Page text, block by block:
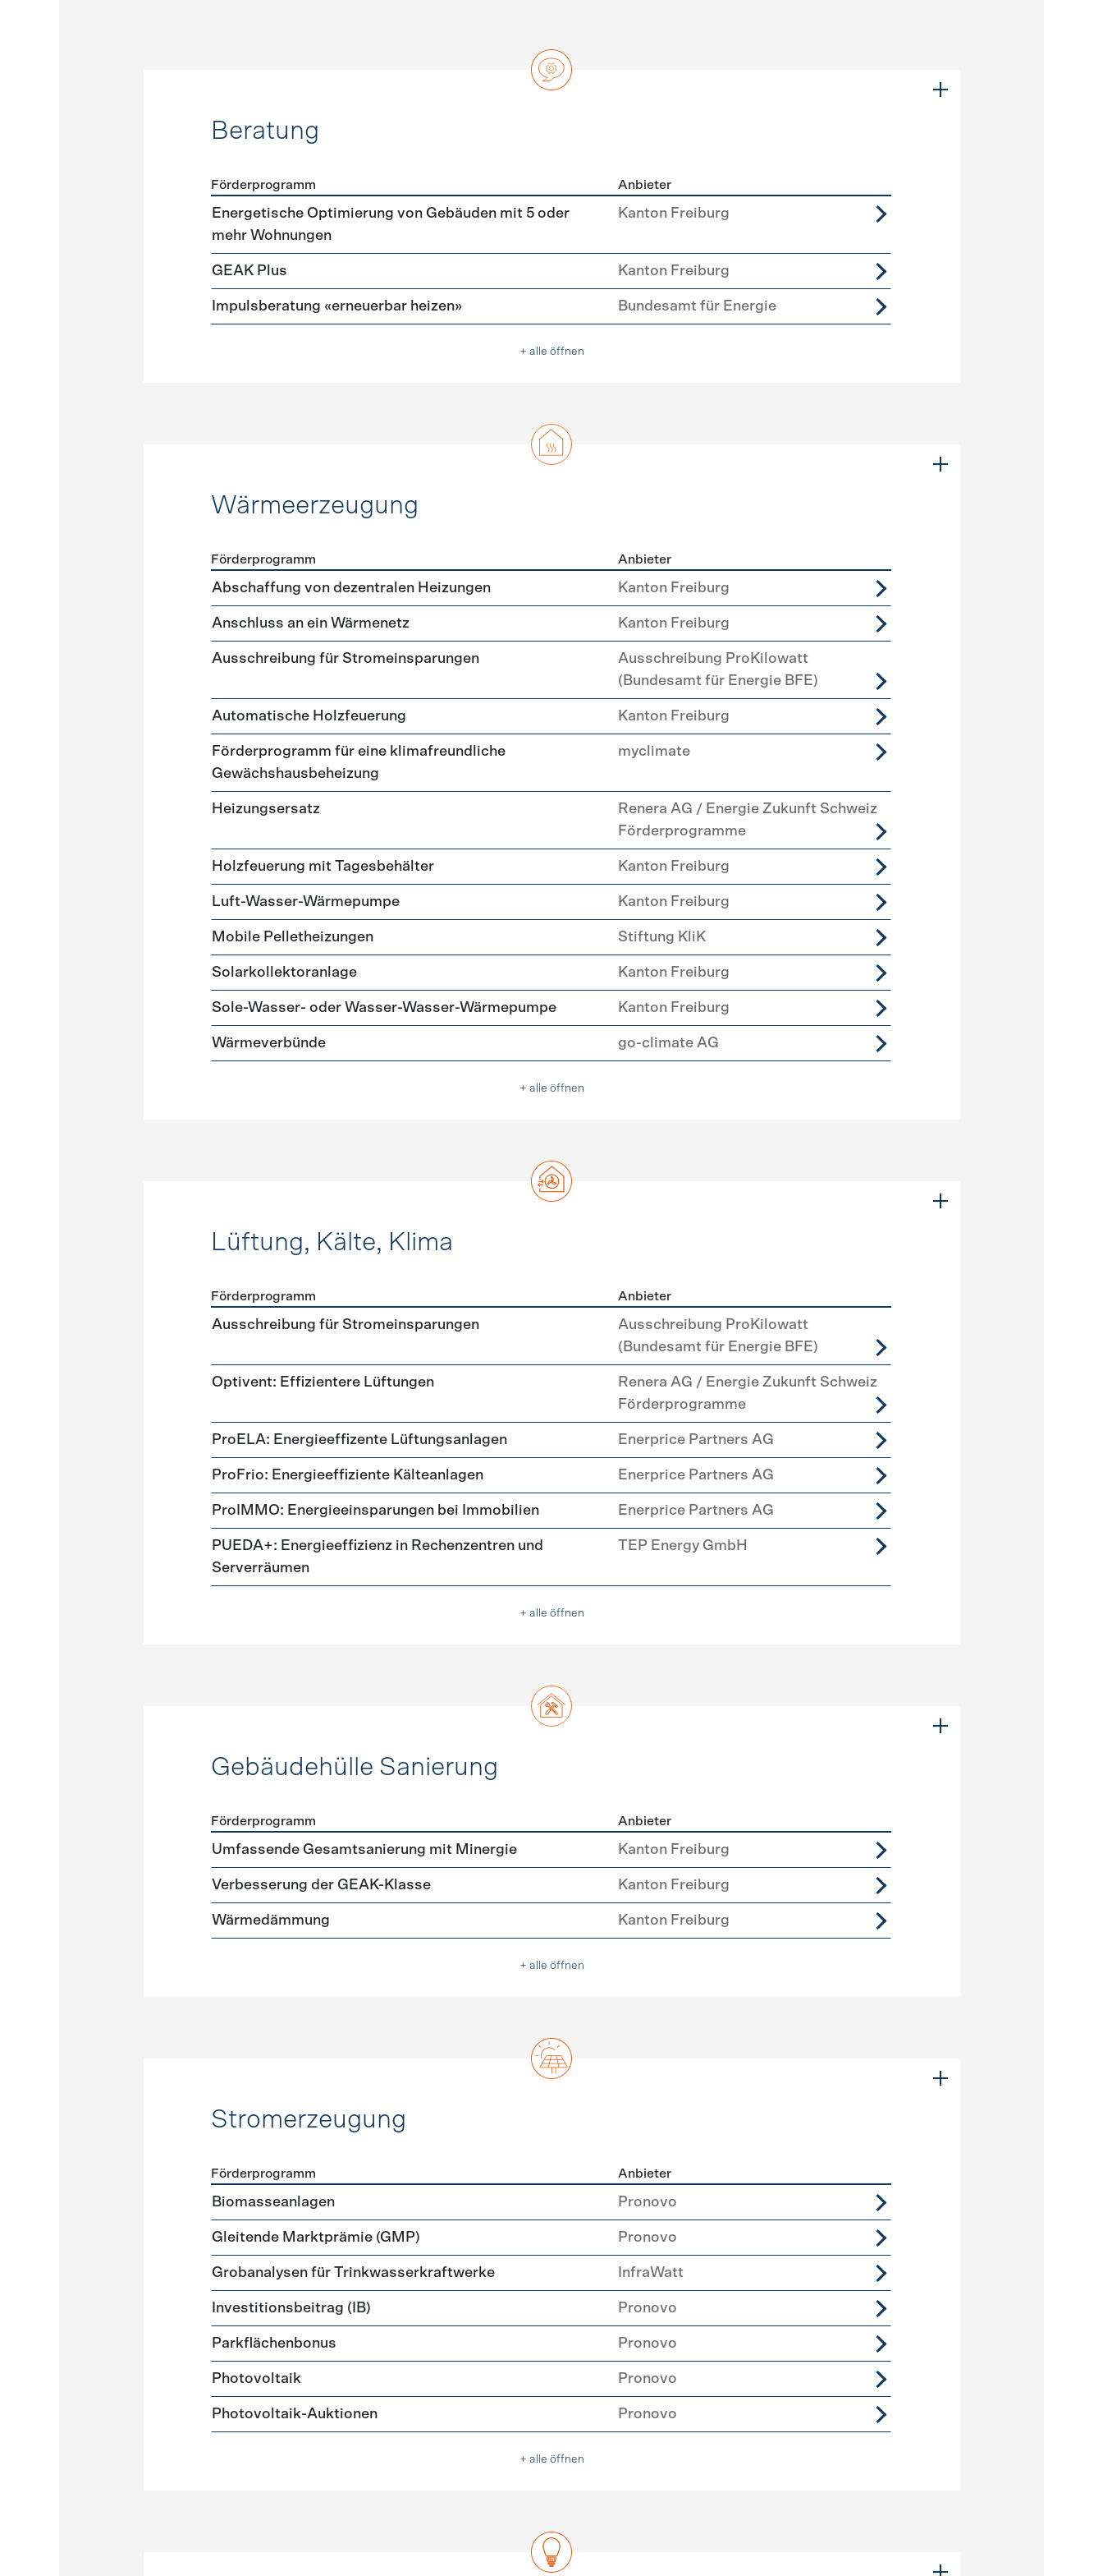
Beratung
Förderprogramme Beratung
Förderprogramm Anbieter
Energetische Optimierung von Gebäuden mit 5 oder
mehr Wohnungen
Kanton Freiburg
GEAK Plus Kanton Freiburg
Impulsberatung «erneuerbar heizen» Bundesamt für Energie
+ alle öffnen
Wärmeerzeugung
Förderprogramme Wärmeerzeugung
Förderprogramm Anbieter
Abschaffung von dezentralen Heizungen Kanton Freiburg
Anschluss an ein Wärmenetz Kanton Freiburg
Ausschreibung für Stromeinsparungen
Ausschreibung ProKilowatt
(Bundesamt für Energie BFE)
Automatische Holzfeuerung Kanton Freiburg
Förderprogramm für eine klimafreundliche
Gewächshausbeheizung
myclimate
Heizungsersatz
Renera AG / Energie Zukunft Schweiz
Förderprogramme
Holzfeuerung mit Tagesbehälter Kanton Freiburg
Luft-Wasser-Wärmepumpe Kanton Freiburg
Mobile Pelletheizungen Stiftung KliK
Solarkollektoranlage Kanton Freiburg
Sole-Wasser- oder Wasser-Wasser-Wärmepumpe Kanton Freiburg
Wärmeverbünde go-climate AG
+ alle öffnen
Lüftung, Kälte, Klima
Förderprogramme Lüftung, Kälte, Klima
Förderprogramm Anbieter
Ausschreibung für Stromeinsparungen
Ausschreibung ProKilowatt
(Bundesamt für Energie BFE)
Optivent: Effizientere Lüftungen
Renera AG / Energie Zukunft Schweiz
Förderprogramme
ProELA: Energieeffizente Lüftungsanlagen Enerprice Partners AG
ProFrio: Energieeffiziente Kälteanlagen Enerprice Partners AG
ProIMMO: Energieeinsparungen bei Immobilien Enerprice Partners AG
PUEDA+: Energieeffizienz in Rechenzentren und
Serverräumen
TEP Energy GmbH
+ alle öffnen
Gebäudehülle Sanierung
Förderprogramme Gebäudehülle Sanierung
Förderprogramm Anbieter
Umfassende Gesamtsanierung mit Minergie Kanton Freiburg
Verbesserung der GEAK-Klasse Kanton Freiburg
Wärmedämmung Kanton Freiburg
+ alle öffnen
Stromerzeugung
Förderprogramme
Förderprogramm Anbieter
Biomasseanlagen Pronovo
Gleitende Marktprämie (GMP) Pronovo
Grobanalysen für Trinkwasserkraftwerke InfraWatt
Investitionsbeitrag (IB) Pronovo
Parkflächenbonus Pronovo
Photovoltaik Pronovo
Photovoltaik-Auktionen Pronovo
+ alle öffnen